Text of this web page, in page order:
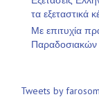
τα εξεταστικά
Με επιτυχία
Παραδοσιακών
Tweets by